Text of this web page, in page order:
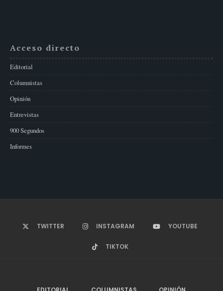
Acceso directo
Editorial
Columnistas
Opinión
Entrevistas
900 Segundos
Informes
TWITTER INSTAGRAM YOUTUBE
TIKTOK